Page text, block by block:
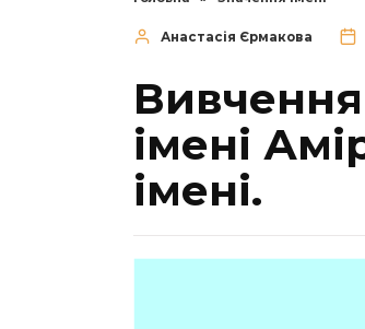
Анастасія Єрмакова
імені
імені.